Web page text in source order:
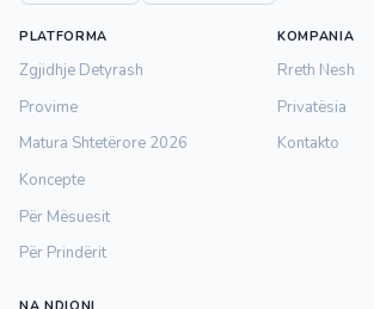
PLATFORMA
Zgjidhje Detyrash
Provime
Matura Shtetërore 2026
Koncepte
Për Mësuesit
Për Prindërit
KOMPANIA
Rreth Nesh
Privatësia
Kontakto